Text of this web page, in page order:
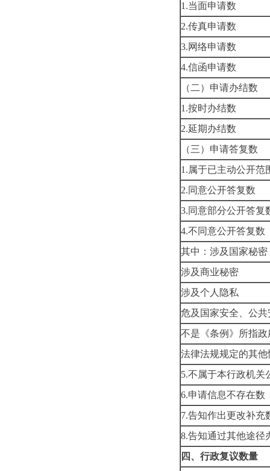
1.当面申请数
2.传真申请数
3.网络申请数
4.信函申请数
（二）申请办结数
1.按时办结数
2.延期办结数
（三）申请答复数
1.属于已主动公开范
2.同意公开答复数
3.同意部分公开答复
4.不同意公开答复数
其中：涉及国家秘密
涉及商业秘密
涉及个人隐私
危及国家安全、公
不是《条例》所指政
法律法规规定的其他
5.不属于本行政机关
6.申请信息不存在数
7.告知作出更改补充
8.告知通过其他途径
四、行政复议数量